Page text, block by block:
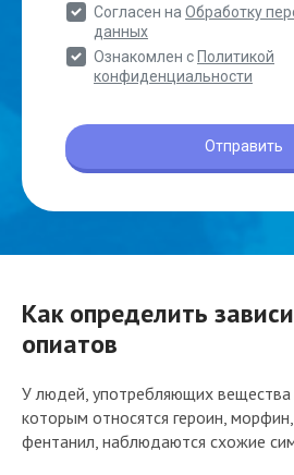
Как определить
опиатов
У людей, употребляющих вещества
которым относятся героин,
фентанил, наблюдаются схожие